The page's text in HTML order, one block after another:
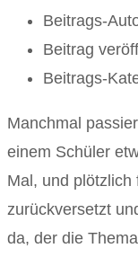
Beitrags-
Beitrag
Beitrags-
Manchmal
einem Schüler
Mal, und
zurückversetzt
da, der die